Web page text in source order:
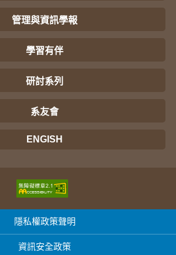
管理與資訊學報
學習有伴
研討系列
系友會
ENGISH
隱私權政策聲明
資訊安全政策